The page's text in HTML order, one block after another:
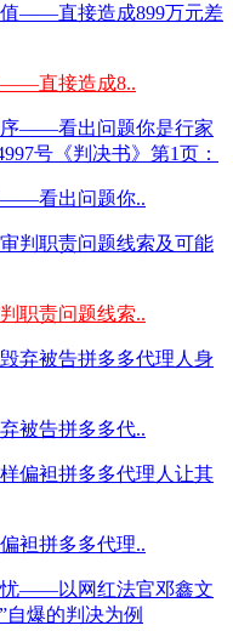
直接造成8..
看出问题你..
职责问题线索..
被告拼多多代..
袒拼多多代理..